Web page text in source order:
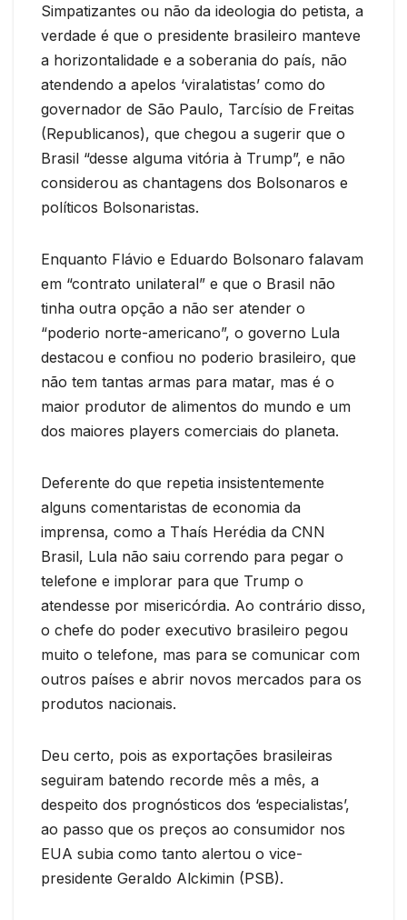
Simpatizantes ou não da ideologia do petista, a
verdade é que o presidente brasileiro manteve
a horizontalidade e a soberania do país, não
atendendo a apelos ‘viralatistas’ como do
governador de São Paulo, Tarcísio de Freitas
(Republicanos), que chegou a sugerir que o
Brasil “desse alguma vitória à Trump”, e não
considerou as chantagens dos Bolsonaros e
políticos Bolsonaristas.
Enquanto Flávio e Eduardo Bolsonaro falavam
em “contrato unilateral” e que o Brasil não
tinha outra opção a não ser atender o
“poderio norte-americano”, o governo Lula
destacou e confiou no poderio brasileiro, que
não tem tantas armas para matar, mas é o
maior produtor de alimentos do mundo e um
dos maiores players comerciais do planeta.
Deferente do que repetia insistentemente
alguns comentaristas de economia da
imprensa, como a Thaís Herédia da CNN
Brasil, Lula não saiu correndo para pegar o
telefone e implorar para que Trump o
atendesse por misericórdia. Ao contrário disso,
o chefe do poder executivo brasileiro pegou
muito o telefone, mas para se comunicar com
outros países e abrir novos mercados para os
produtos nacionais.
Deu certo, pois as exportações brasileiras
seguiram batendo recorde mês a mês, a
despeito dos prognósticos dos ‘especialistas’,
ao passo que os preços ao consumidor nos
EUA subia como tanto alertou o vice-
presidente Geraldo Alckimin (PSB).